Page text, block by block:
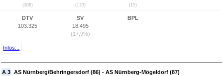
(308) (173) (15)
DTV
103.325
SV
18.495
(17,9%)
BPL
Infos...
A 3 AS Nürnberg/Behringersdorf (86) - AS Nürnberg-Mögeldorf (87)